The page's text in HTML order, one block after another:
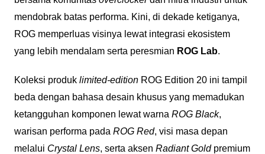
mendobrak batas performa. Kini, di dekade ketiganya,
ROG memperluas visinya lewat integrasi ekosistem
yang lebih mendalam serta peresmian ROG Lab.
Koleksi produk limited-editionROG Edition 20 ini tampil
beda dengan bahasa desain khusus yang memadukan
ketangguhan komponen lewat warna ROG Black,
warisan performa pada ROG Red, visi masa depan
melalui Crystal Lens, serta aksen Radiant Goldpremium